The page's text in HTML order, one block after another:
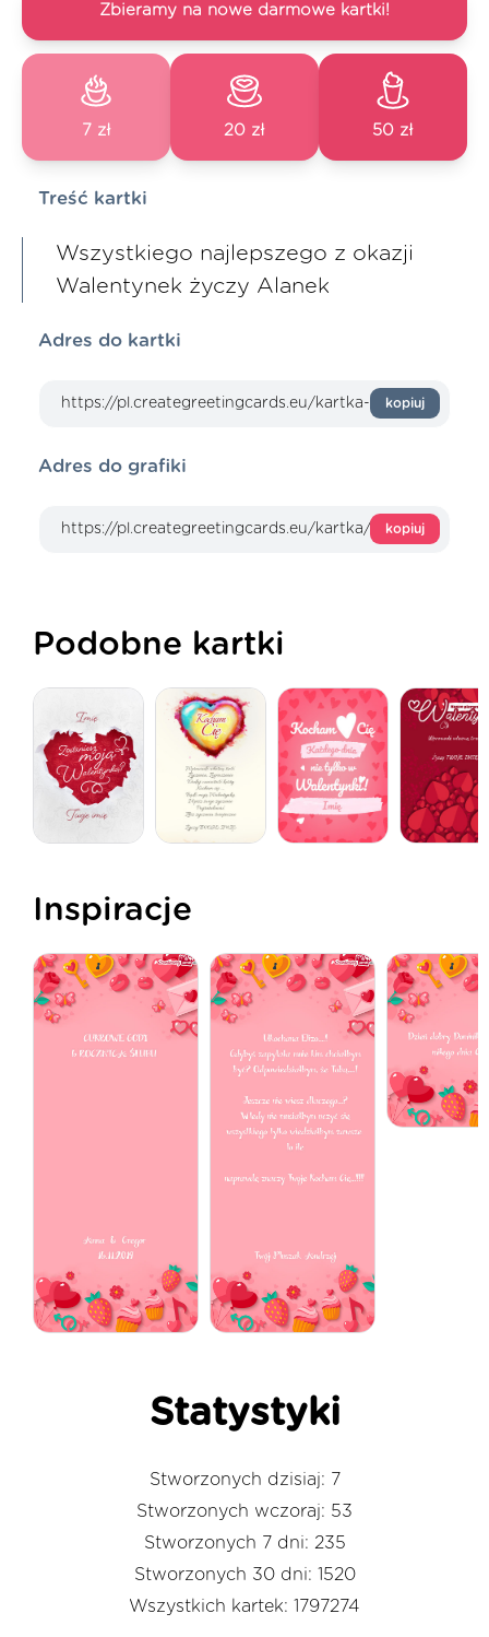
Zbieramy na nowe darmowe kartki!
7 zł 20 zł 50 zł
Treść kartki
Wszystkiego najlepszego z okazji
Walentynek życzy Alanek
Adres do kartki
kopiuj
Adres do grafiki
kopiuj
Podobne kartki
Inspiracje
Statystyki
Stworzonych dzisiaj: 7
Stworzonych wczoraj: 53
Stworzonych 7 dni: 235
Stworzonych 30 dni: 1520
Wszystkich kartek: 1797274